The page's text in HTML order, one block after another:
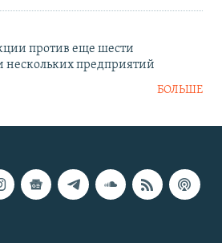
против еще шести
нескольких предприятий
БОЛЬШЕ